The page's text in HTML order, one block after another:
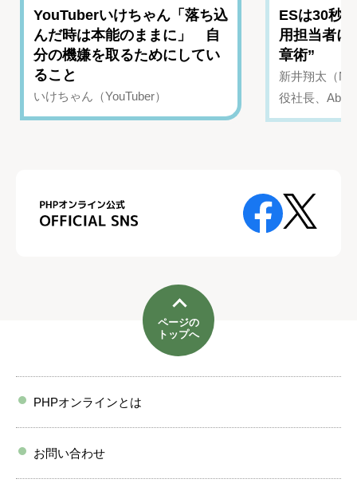
YouTuberいけちゃん「落ち込
んだ時は本能のままに」 自
分の機嫌を取るためにしてい
ること
いけちゃん（YouTuber）
ESは30秒
用担当者に
章術”
新井翔太（
役社長、
ページの
トップへ
PHPオンラインとは
お問い合わせ